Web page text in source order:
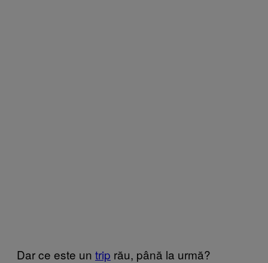
Dar ce este un trip rău, până la urmă?